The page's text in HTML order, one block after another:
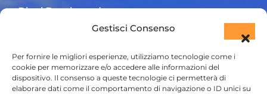
Gestisci Consenso
Per fornire le migliori esperienze, utilizziamo tecnologie come i
cookie per memorizzare e/o accedere alle informazioni del
dispositivo. Il consenso a queste tecnologie ci permetterà di
elaborare dati come il comportamento di navigazione o ID unici su
Diani Beach road
ktsafaris5177@gmail.com